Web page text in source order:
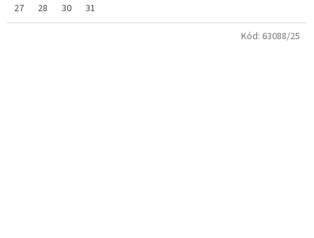
27
28 30 31
Kód: 63088/25